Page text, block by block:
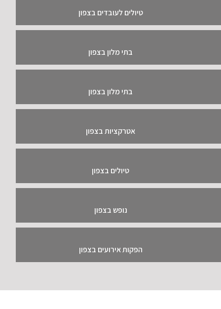
טיולים לעובדים בצפון
בתי מלון בצפון
בתי מלון בצפון
אטרקציות בצפון
טיולים בצפון
נופש בצפון
הפקות אירועים בצפון